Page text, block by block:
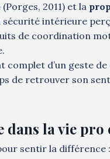
(Porges, 2011) et la
intérieure
de coordination
complet d’un geste
de retrouver son
la vie pro
sentir la différence